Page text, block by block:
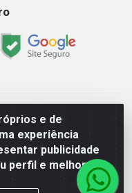
e de
experiência
publicidade
perfil e melhorar a
LTDA - Av. Getulio
65.903-280 - CNPJ
Sexta 08as18hs,